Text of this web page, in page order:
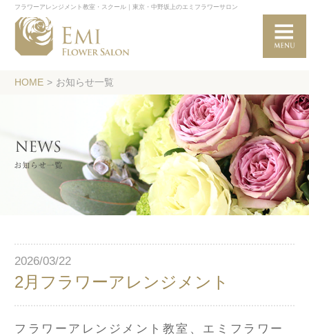
フラワーアレンジメント教室・スクール｜東京・中野坂上のエミフラワーサロン
HOME > お知らせ一覧
2026/03/22
2月フラワーアレンジメント
フラワーアレンジメント教室、エミフラワー